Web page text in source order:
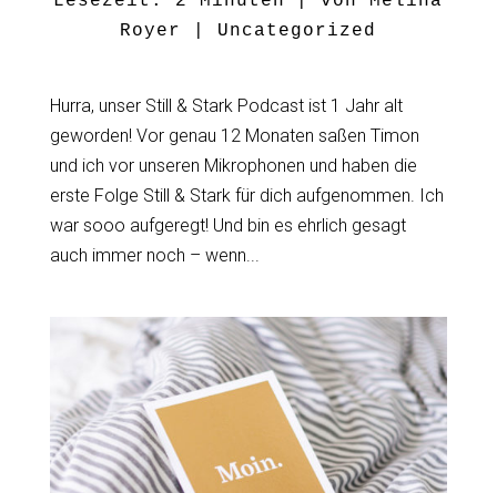
Royer
Uncategorized
Hurra, unser Still & Stark Podcast ist 1 Jahr alt
geworden! Vor genau 12 Monaten saßen Timon
und ich vor unseren Mikrophonen und haben die
erste Folge Still & Stark für dich aufgenommen. Ich
war sooo aufgeregt! Und bin es ehrlich gesagt
auch immer noch – wenn...